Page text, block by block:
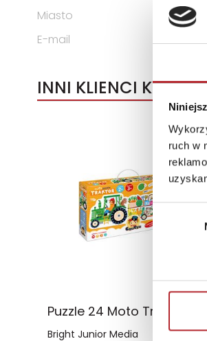
ruch w
Wybór
zgody
Miasto
Lviv
E-mail
INNI KLIENCI
Bright Junior Media